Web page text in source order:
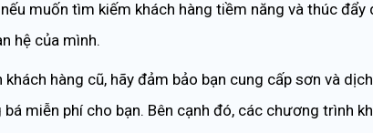
muốn tìm kiếm khách hàng tiềm năng và thúc đẩy
hệ của mình.
hàng cũ, hãy đảm bảo bạn cung cấp sơn và
miễn phí cho bạn. Bên cạnh đó, các chương trình